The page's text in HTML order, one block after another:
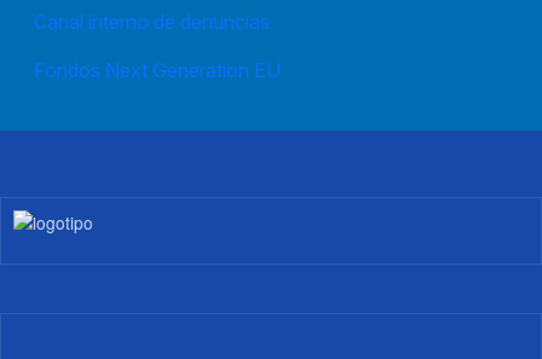
Canal interno de denuncias
Fondos Next Generation EU
Imagen